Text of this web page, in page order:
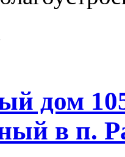
дом
в п.